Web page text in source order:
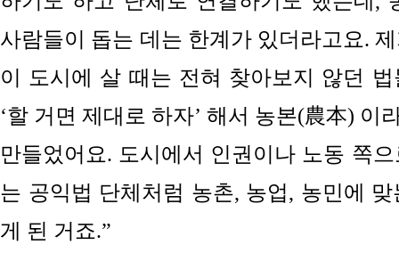
사람들이 돕는 데는 한계가 있더라고요.
이
도시에
살 때는 전혀 찾아보지 않던
‘할 거면 제대로 하자’ 해서 농본(農本) 이
만들었어요. 도시에서 인권이나 노동 쪽
는 공익법 단체처럼 농촌, 농업, 농민에
게 된 거죠.”